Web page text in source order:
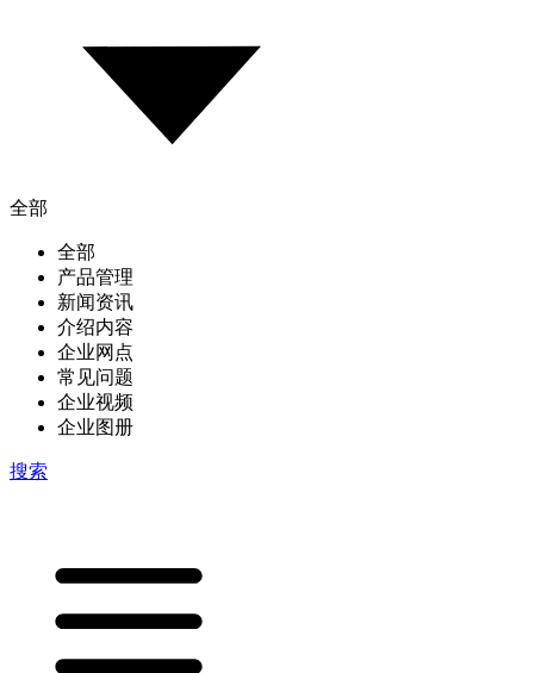
全部
全部
产品管理
新闻资讯
介绍内容
企业网点
常见问题
企业视频
企业图册
搜索